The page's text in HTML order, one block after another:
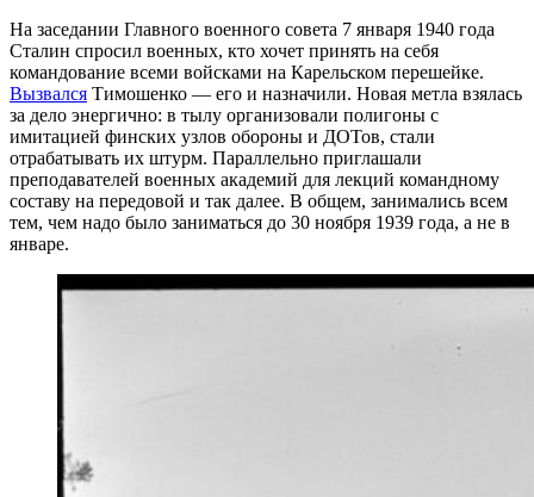
На заседании Главного военного совета 7 января 1940 года
Сталин спросил военных, кто хочет принять на себя
командование всеми войсками на Карельском перешейке.
Вызвался Тимошенко — его и назначили. Новая метла взялась
за дело энергично: в тылу организовали полигоны с
имитацией финских узлов обороны и ДОТов, стали
отрабатывать их штурм. Параллельно приглашали
преподавателей военных академий для лекций командному
составу на передовой и так далее. В общем, занимались всем
тем, чем надо было заниматься до 30 ноября 1939 года, а не в
январе.